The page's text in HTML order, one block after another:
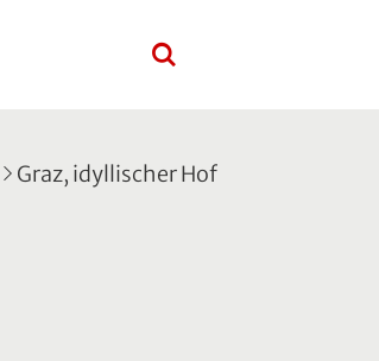
Graz, idyllischer Hof